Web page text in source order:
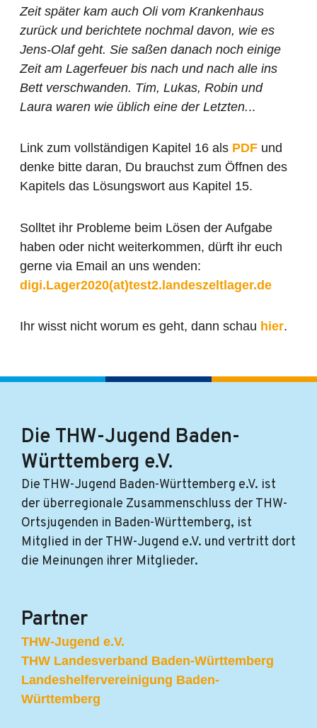
Zeit später kam auch Oli vom Krankenhaus
zurück und berichtete nochmal davon, wie es
Jens-Olaf geht. Sie saßen danach noch einige
Zeit am Lagerfeuer bis nach und nach alle ins
Bett verschwanden. Tim, Lukas, Robin und
Laura waren wie üblich eine der Letzten...
Link zum vollständigen Kapitel 16 als PDF und
denke bitte daran, Du brauchst zum Öffnen des
Kapitels das Lösungswort aus Kapitel 15.
Solltet ihr Probleme beim Lösen der Aufgabe
haben oder nicht weiterkommen, dürft ihr euch
gerne via Email an uns wenden:
digi.Lager2020(at)test2.landeszeltlager.de
Ihr wisst nicht worum es geht, dann schau hier.
Die THW-Jugend Baden-
Württemberg e.V.
Die THW-Jugend Baden-Württemberg e.V. ist
der überregionale Zusammenschluss der THW-
Ortsjugenden in Baden-Württemberg, ist
Mitglied in der THW-Jugend e.V. und vertritt dort
die Meinungen ihrer Mitglieder.
Partner
THW-Jugend e.V.
THW Landesverband Baden-Württemberg
Landeshelfervereinigung Baden-
Württemberg